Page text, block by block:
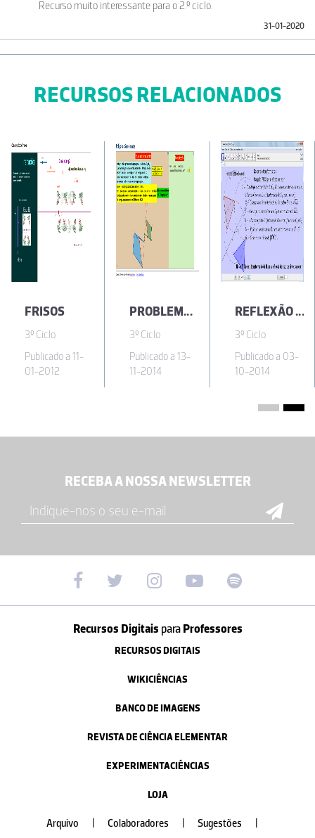
Recurso muito interessante para o 2.º ciclo.
31-01-2020
RECURSOS RELACIONADOS
FRISOS
3º Ciclo
Publicado a 11-
01-2012
PROBLEMAS COM POLÍGONOS SEMELHANTES
3º Ciclo
Publicado a 13-
11-2014
REFLEXÃO AXIAL
3º Ciclo
Publicado a 03-
10-2014
RECEBA A NOSSA NEWSLETTER
Recursos Digitais paraProfessores
RECURSOS DIGITAIS
WIKICIÊNCIAS
BANCO DE IMAGENS
REVISTA DE CIÊNCIA ELEMENTAR
EXPERIMENTACIÊNCIAS
LOJA
Arquivo Colaboradores Sugestões